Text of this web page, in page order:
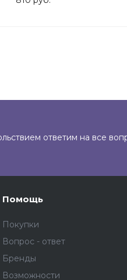
ответим на все
Помощь
Покупки
Вопрос - ответ
Бренды
Возможности